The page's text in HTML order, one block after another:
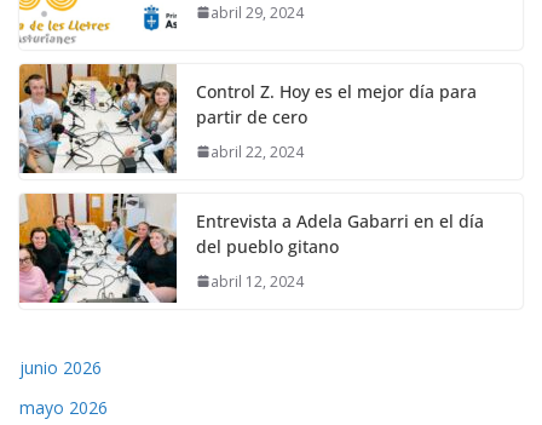
abril 29, 2024
Control Z. Hoy es el mejor día para
partir de cero
abril 22, 2024
Entrevista a Adela Gabarri en el día
del pueblo gitano
abril 12, 2024
junio 2026
mayo 2026